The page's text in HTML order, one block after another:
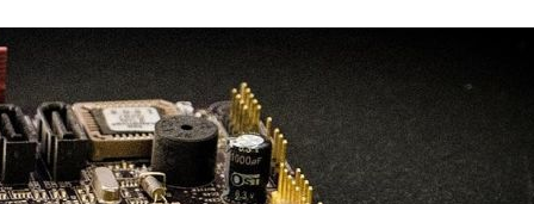
en matière d'achats inclusifs